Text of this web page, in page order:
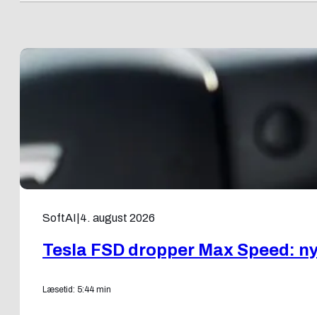
SoftAI 4. august 2026
Tesla FSD dropper Max Speed:
Læsetid: 5:44 min